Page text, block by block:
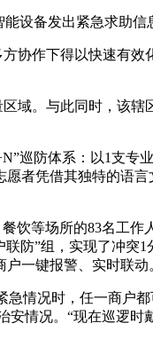
设备发出紧急求助信
作下得以快速有效
域。与此同时，该
巡防体系：以1支专
者凭借其独特的语
饮等场所的83名工作
防”组，实现了冲突
一键报警、实时联动
情况时，任一商户
情况。“现在巡逻时